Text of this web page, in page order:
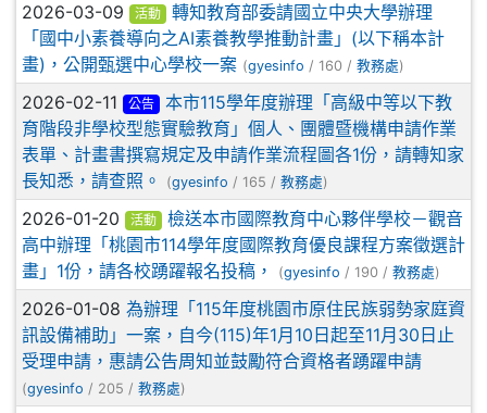
2026-03-09 活動
轉知教育部委請國立中央大學辦理
「國中小素養導向之AI素養教學推動計畫」(以下稱本計
畫)，公開甄選中心學校一案 (gyesinfo / 160 / 教務處)
2026-02-11 公告
本市115學年度辦理「高級中等以下教
育階段非學校型態實驗教育」個人、團體暨機構申請作業
表單、計畫書撰寫規定及申請作業流程圖各1份，請轉知家
長知悉，請查照。
(gyesinfo / 165 / 教務處)
2026-01-20 活動
檢送本市國際教育中心夥伴學校－觀音
高中辦理「桃園市114學年度國際教育優良課程方案徵選計
畫」1份，請各校踴躍報名投稿，
(gyesinfo / 190 / 教務處)
2026-01-08 為辦理「115年度桃園市原住民族弱勢家庭資
訊設備補助」一案，自今(115)年1月10日起至11月30日止
受理申請，惠請公告周知並鼓勵符合資格者踴躍申請
(gyesinfo / 205 / 教務處)